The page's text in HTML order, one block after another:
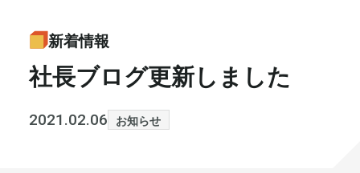
お客様の声
書籍・メディア
セミナー
お知らせ
新着情報
社長ブログ更新しました
2021.02.06 お知らせ